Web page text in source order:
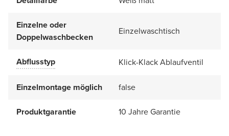
Einzelne oder
Doppelwaschbecken
Einzelwaschtisch
Abflusstyp Klick-Klack Ablaufventil
Einzelmontage möglich false
Produktgarantie 10 Jahre Garantie